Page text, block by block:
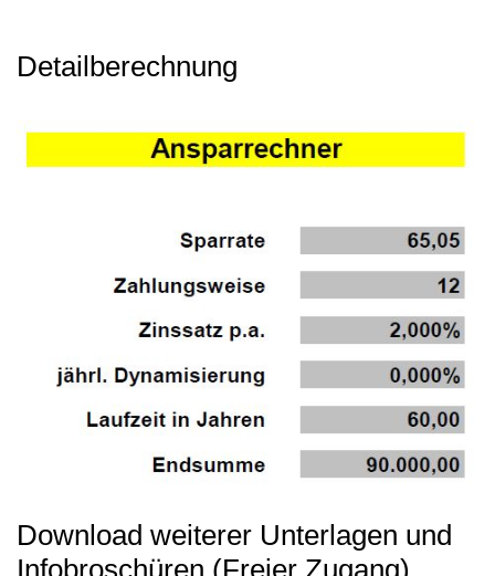
Detailberechnung
Download weiterer Unterlagen und
Infobroschüren (Freier Zugang)